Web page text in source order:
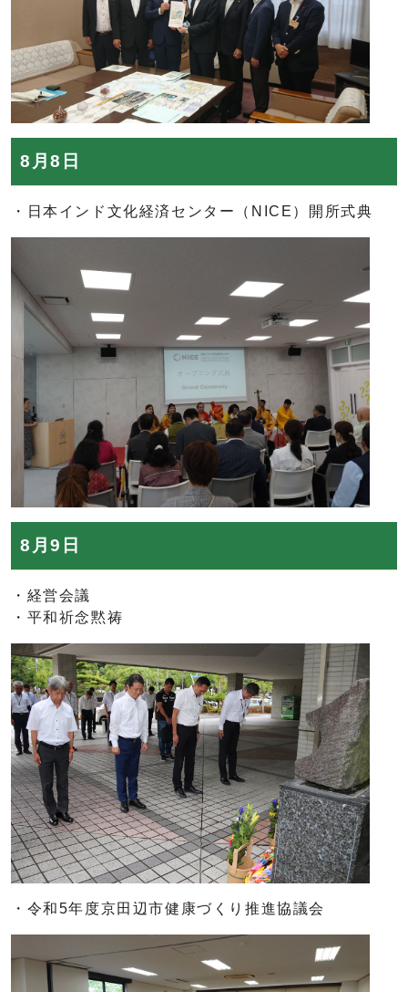
8月8日
・日本インド文化経済センター（NICE）開所式典
8月9日
・経営会議
・平和祈念黙祷
・令和5年度京田辺市健康づくり推進協議会